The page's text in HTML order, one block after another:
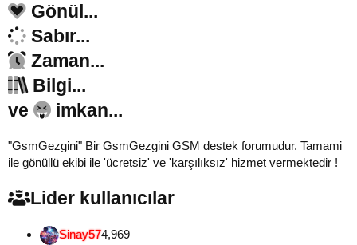
Gönül...
Sabır...
Zaman...
Bilgi...
ve
imkan...
"GsmGezgini" Bir GsmGezgini GSM destek forumudur. Tamami
ile gönüllü ekibi ile 'ücretsiz' ve 'karşılıksız' hizmet vermektedir !
Lider kullanıcılar
Sinay574,969